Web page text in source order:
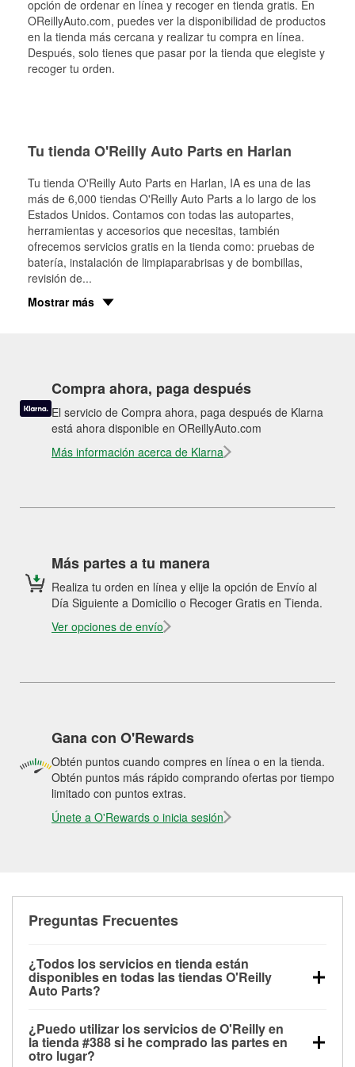
opción de ordenar en línea y recoger en tienda gratis. En
OReillyAuto.com, puedes ver la disponibilidad de productos
en la tienda más cercana y realizar tu compra en línea.
Después, solo tienes que pasar por la tienda que elegiste y
recoger tu orden.
Tu tienda O'Reilly Auto Parts en Harlan
Tu tienda O'Reilly Auto Parts en Harlan, IA es una de las
más de 6,000 tiendas O'Reilly Auto Parts a lo largo de los
Estados Unidos. Contamos con todas las autopartes,
herramientas y accesorios que necesitas, también
ofrecemos servicios gratis en la tienda como: pruebas de
batería, instalación de limpiaparabrisas y de bombillas,
revisión de...
Mostrar más
Compra ahora, paga después
El servicio de Compra ahora, paga después de Klarna
está ahora disponible en OReillyAuto.com
Más información acerca de Klarna
Más partes a tu manera
Realiza tu orden en línea y elije la opción de Envío al
Día Siguiente a Domicilio o Recoger Gratis en Tienda.
Ver opciones de envío
Gana con O'Rewards
Obtén puntos cuando compres en línea o en la tienda.
Obtén puntos más rápido comprando ofertas por tiempo
limitado con puntos extras.
Únete a O'Rewards o inicia sesión
Preguntas Frecuentes
¿Todos los servicios en tienda están
disponibles en todas las tiendas O'Reilly
Auto Parts?
las pruebas de batería, pruebas de alternador y
motor de arranque, revisión de la luz “Check Engine”
¿Puedo utilizar los servicios de O'Reilly en
la tienda #388 si he comprado las partes en
otro lugar?